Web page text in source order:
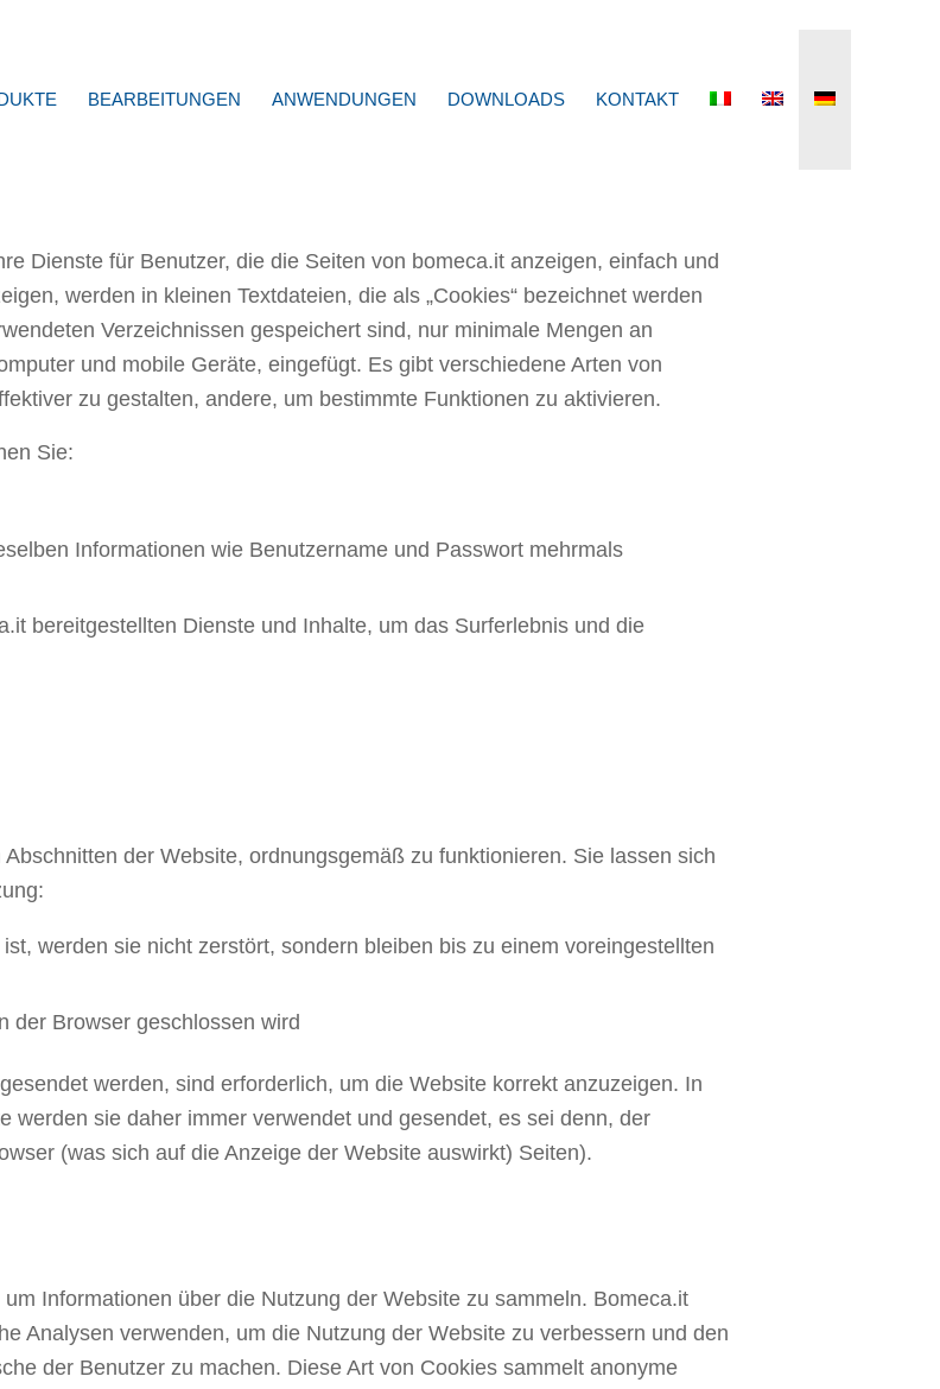
BEARBEITUNGEN ANWENDUNGEN DOWNLOADS KONTAKT
Dienste für Benutzer, die die Seiten von bomeca.it anzeigen, einfach und
werden in kleinen Textdateien, die als „Cookies“ bezeichnet werden
Verzeichnissen gespeichert sind, nur minimale Mengen an
und mobile Geräte, eingefügt. Es gibt verschiedene Arten von
zu gestalten, andere, um bestimmte Funktionen zu aktivieren.
Sie:
Informationen wie Benutzername und Passwort mehrmals
bereitgestellten Dienste und Inhalte, um das Surferlebnis und die
der Website, ordnungsgemäß zu funktionieren. Sie lassen sich
werden sie nicht zerstört, sondern bleiben bis zu einem voreingestellten
der Browser geschlossen wird
werden, sind erforderlich, um die Website korrekt anzuzeigen. In
werden sie daher immer verwendet und gesendet, es sei denn, der
(was sich auf die Anzeige der Website auswirkt) Seiten).
Informationen über die Nutzung der Website zu sammeln. Bomeca.it
Analysen verwenden, um die Nutzung der Website zu verbessern und den
der Benutzer zu machen. Diese Art von Cookies sammelt anonyme